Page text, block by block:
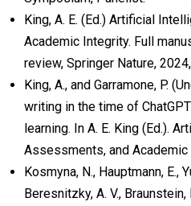
King, A. E. (Ed.) Artificial
Academic Integrity. Full
review, Springer Nature,
King, A., and Garramone, P.
writing in the time of
learning. In A. E. King (Ed.).
Assessments, and Academic
Kosmyna, N., Hauptmann, E.,
Beresnitzky, A. V., Braunstein,